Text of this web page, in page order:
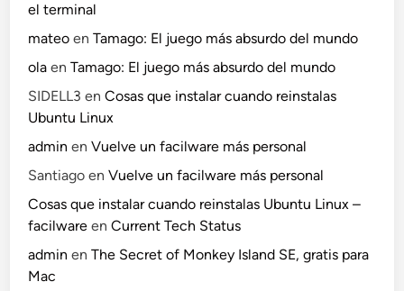
el terminal
mateo enTamago: El juego más absurdo del mundo
ola enTamago: El juego más absurdo del mundo
SIDELL3 enCosas que instalar cuando reinstalas
Ubuntu Linux
admin enVuelve un facilware más personal
Santiago enVuelve un facilware más personal
Cosas que instalar cuando reinstalas Ubuntu Linux –
facilware enCurrent Tech Status
admin enThe Secret of Monkey Island SE, gratis para
Mac